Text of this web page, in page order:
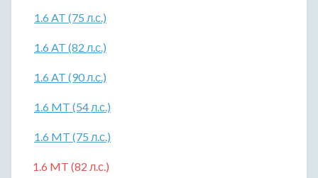
1.6 AT (75 л.с.)
1.6 AT (82 л.с.)
1.6 AT (90 л.с.)
1.6 MT (54 л.с.)
1.6 MT (75 л.с.)
1.6 MT (82 л.с.)